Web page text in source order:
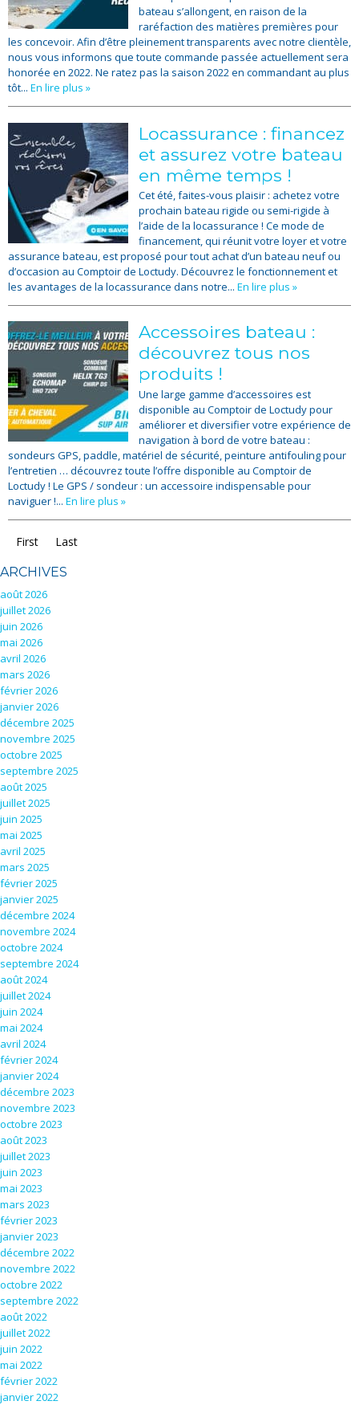
bateau s’allongent, en raison de la
raréfaction des matières premières pour
les concevoir. Afin d’être pleinement transparents avec notre clientèle,
nous vous informons que toute commande passée actuellement sera
honorée en 2022. Ne ratez pas la saison 2022 en commandant au plus
tôt... En lire plus »
Locassurance : financez
et assurez votre bateau
en même temps !
Cet été, faites-vous plaisir : achetez votre
prochain bateau rigide ou semi-rigide à
l’aide de la locassurance ! Ce mode de
financement, qui réunit votre loyer et votre
assurance bateau, est proposé pour tout achat d’un bateau neuf ou
d’occasion au Comptoir de Loctudy. Découvrez le fonctionnement et
les avantages de la locassurance dans notre... En lire plus »
Accessoires bateau :
découvrez tous nos
produits !
Une large gamme d’accessoires est
disponible au Comptoir de Loctudy pour
améliorer et diversifier votre expérience de
navigation à bord de votre bateau :
sondeurs GPS, paddle, matériel de sécurité, peinture antifouling pour
l’entretien … découvrez toute l’offre disponible au Comptoir de
Loctudy ! Le GPS / sondeur : un accessoire indispensable pour
naviguer !... En lire plus »
First
Last
ARCHIVES
août 2026
juillet 2026
juin 2026
mai 2026
avril 2026
mars 2026
février 2026
janvier 2026
décembre 2025
novembre 2025
octobre 2025
septembre 2025
août 2025
juillet 2025
juin 2025
mai 2025
avril 2025
mars 2025
février 2025
janvier 2025
décembre 2024
novembre 2024
octobre 2024
septembre 2024
août 2024
juillet 2024
juin 2024
mai 2024
avril 2024
février 2024
janvier 2024
décembre 2023
novembre 2023
octobre 2023
août 2023
juillet 2023
juin 2023
mai 2023
mars 2023
février 2023
janvier 2023
décembre 2022
novembre 2022
octobre 2022
septembre 2022
août 2022
juillet 2022
juin 2022
mai 2022
février 2022
janvier 2022